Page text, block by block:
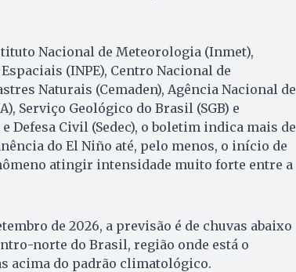
Nacional de Meteorologia (Inmet),
(INPE), Centro Nacional de
Naturais (Cemaden), Agência Nacional de
Serviço Geológico do Brasil (SGB) e
Defesa Civil (Sedec), o boletim indica mais de
do El Niño até, pelo menos, o início de
atingir intensidade muito forte entre a
de 2026, a previsão é de chuvas abaixo
norte do Brasil, região onde está o
acima do padrão climatológico.